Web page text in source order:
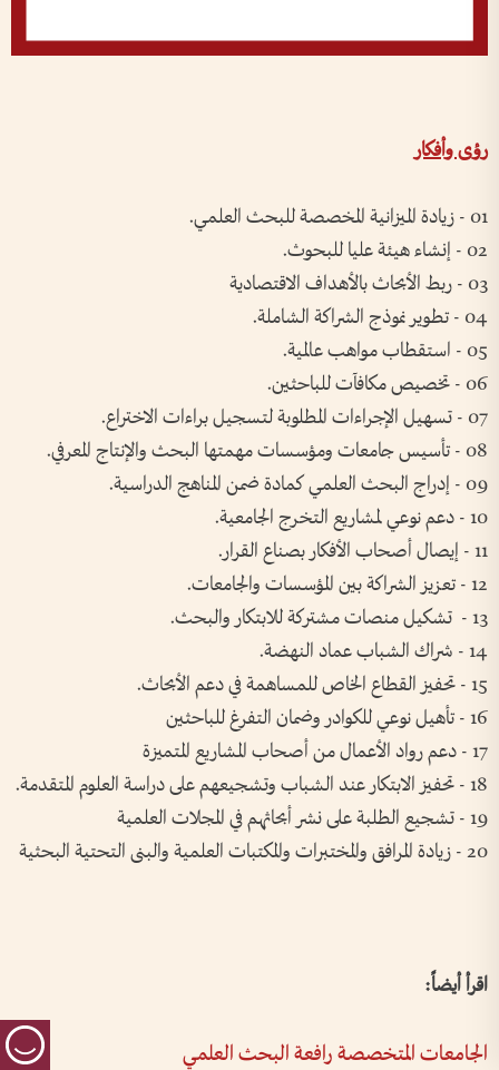
رؤى وأفكار
01 - زيادة الميزانية المخصصة للبحث العلمي.
02 - إنشاء هيئة عليا للبحوث.
03 - ربط الأبحاث بالأهداف الاقتصادية
04 - تطوير نموذج الشراكة الشاملة.
05 - استقطاب مواهب عالمية.
06 - تخصيص مكافآت للباحثين.
07 - تسهيل الإجراءات المطلوبة لتسجيل براءات الاختراع.
08 - تأسيس جامعات ومؤسسات مهمتها البحث والإنتاج المعرفي.
09 - إدراج البحث العلمي كمادة ضمن المناهج الدراسية.
10 - دعم نوعي لمشاريع التخرج الجامعية.
11 - إيصال أصحاب الأفكار بصناع القرار.
12 - تعزيز الشراكة بين المؤسسات والجامعات.
13 - تشكيل منصات مشتركة للابتكار والبحث.
14 - شراك الشباب عماد النهضة.
15 - تحفيز القطاع الخاص للمساهمة في دعم الأبحاث.
16 - تأهيل نوعي للكوادر وضمان التفرغ للباحثين
17 - دعم رواد الأعمال من أصحاب المشاريع المتميزة
18 - تحفيز الابتكار عند الشباب وتشجيعهم على دراسة العلوم المتقدمة.
19 - تشجيع الطلبة على نشر أبحاثهم في المجلات العلمية
20 - زيادة المرافق والمختبرات والمكتبات العلمية والبنى التحتية البحثية
اقرأ أيضاً:
الجامعات المتخصصة رافعة البحث العلمي